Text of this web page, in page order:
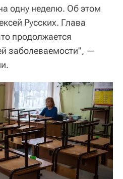
одну неделю. Об этом
Русских. Глава
продолжается
заболеваемости", —